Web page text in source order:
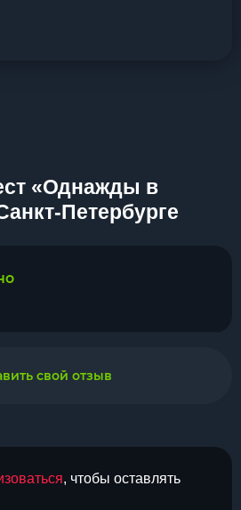
«Однажды в
Петербурге
, чтобы оставлять
свой отзыв